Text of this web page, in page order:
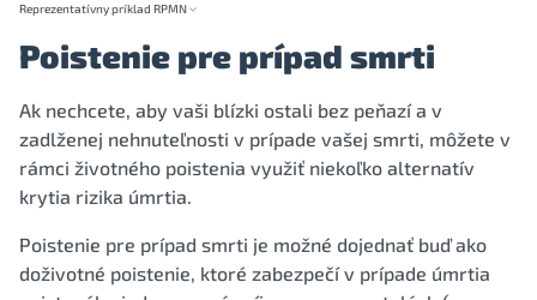
Reprezentatívny príklad RPMN
Poistenie pre prípad smrti
Ak nechcete, aby vaši blízki ostali bez peňazí a v
zadlženej nehnuteľnosti v prípade vašej smrti, môžete v
rámci životného poistenia využiť niekoľko alternatív
krytia rizika úmrtia.
Poistenie pre prípad smrti je možné dojednať buď ako
doživotné poistenie, ktoré zabezpečí v prípade úmrtia